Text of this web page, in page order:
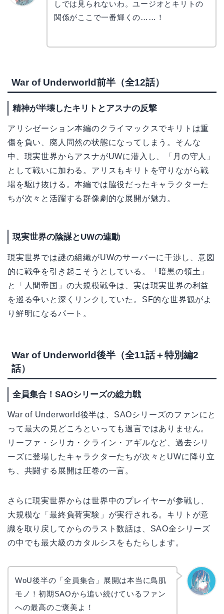
しでは見られないわ。ユージオとキリトの
関係がここで一番輝くの……！
War of Underworld前半（全12話）
精神が半壊したキリトとアスナの反撃
アリシゼーション本編のクライマックスでキリトは重
傷を負い、廃人同然の状態になってしまう。そんな
中、現実世界からアスナがUWに潜入し、「月の守人」
として戦いに加わる。アリスもキリトを守りながら戦
場を駆け抜ける。本編では脇役だったキャラクターた
ちが次々と活躍する群像劇的な展開が魅力。
現実世界の陰謀とUWの連動
現実世界では謎の組織がUWのサーバーに干渉し、意図
的に戦争を引き起こそうとしている。「暗黒の領土」
と「人間帝国」の大規模戦争は、実は現実世界の利益
を巡る争いと深くリンクしていた。SF的な世界観がよ
り鮮明になるパート。
War of Underworld後半（全11話＋特別編2
話）
全員集合！SAOシリーズの総力戦
War of Underworld後半は、SAOシリーズのファンにと
って最大の見どころといっても過言ではありません。
リーファ・シリカ・クライン・アギルなど、過去シリ
ーズに登場したキャラクターたちが次々とUWに降り立
ち、共闘する展開は圧巻の一言。
さらに現実世界からは世界中のプレイヤーが参戦し、
大規模な「最終負荷実験」が実行される。キリトが意
識を取り戻してからのラスト数話は、SAO全シリーズ
の中でも最大級のカタルシスをもたらします。
WoU後半の「全員集合」展開は本当に鳥肌
モノ！初期SAOから追い続けているファン
への最高のご褒美よ！